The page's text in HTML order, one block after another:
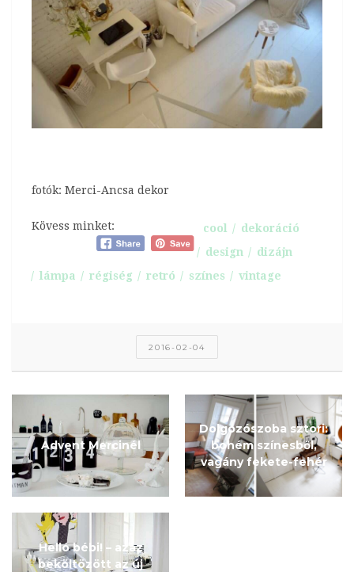
fotók: Merci-Ancsa dekor
Kövess minket: cool
dekoráció
design
dizájn
lámpa
régiség retró színes vintage
2016-02-04
Advent Mercinél
Dolgozószoba sztori:
bohém színesből,
vagány fekete-fehér
Helló bébi! – azaz
beköltözött az új